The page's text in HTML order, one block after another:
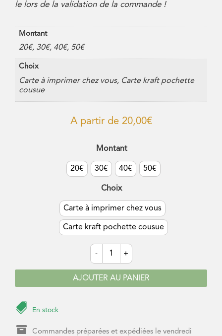
le lors de la validation de la commande !
Montant
20€, 30€, 40€, 50€
Choix
Carte à imprimer chez vous, Carte kraft pochette
cousue
A partir de 20,00€
Montant
20€ 30€ 40€ 50€
Choix
Carte à imprimer chez vous
Carte kraft pochette cousue
-
quantité
de
Carte
cadeau
+
AJOUTER AU PANIER
 En stock
 Commandes préparées et expédiées le vendredi